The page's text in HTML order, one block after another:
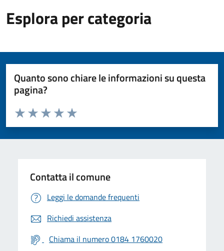
Esplora per categoria
Quanto sono chiare le informazioni su questa
pagina?
Valuta da 1 a 5 stelle la pagina
Valuta 5 stelle su 5
Valuta 4 stelle su 5
Valuta 3 stelle su 5
Valuta 2 stelle su 5
Valuta 1 stelle su 5
Contatta il comune
Leggi le domande frequenti
Richiedi assistenza
Chiama il numero 0184 1760020